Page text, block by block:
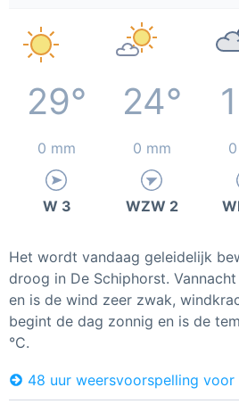
29° 24°
0 mm 0 mm
W 3 WZW 2
Het wordt vandaag geleidelijk
droog in De Schiphorst.
en is de wind zeer zwak,
begint de dag zonnig en is de
°C.
48 uur weersvoorspelling voor